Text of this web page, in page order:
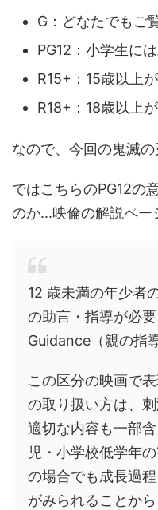
G：どなたでもご
PG12：小学生に
R15+：15歳以上
R18+：18歳以上
なので、今回の鬼滅の
ではこちらのPG12の
のか...映倫の解説ペー
12 歳未満の年少者
の助言・指導が必
Guidance（親の指
この区分の映画で
の取り扱い方は、
適切な内容も一部
児・小学校低学年
の場合でも成長過
がみられることか